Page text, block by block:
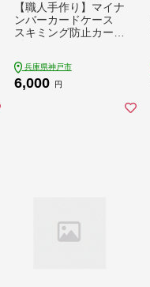
【職人手作り】マイナ
ンバーカードケース
スキミング防止カード
兵庫県神戸市
6,000 円